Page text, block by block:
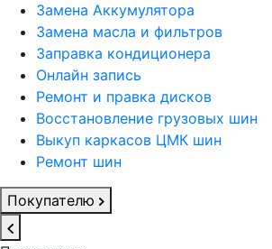
Замена Аккумулятора
Замена масла и фильтров
Заправка кондиционера
Онлайн запись
Ремонт и правка дисков
Восстановление грузовых шин
Выкуп каркасов ЦМК шин
Ремонт шин
Покупателю